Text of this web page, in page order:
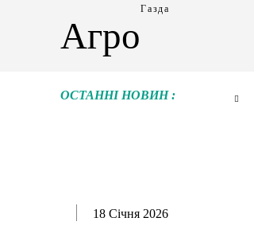
Агро
Газда
ОСТАННІ НОВИН :
18 Січня 2026